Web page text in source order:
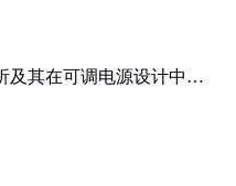
及其在可调电源设计中的